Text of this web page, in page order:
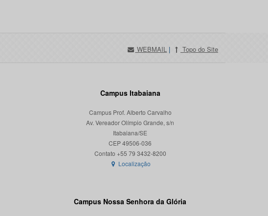
WEBMAIL | Topo do Site
Campus Itabaiana
Campus Prof. Alberto Carvalho
Av. Vereador Olímpio Grande, s/n
Itabaiana/SE
CEP 49506-036
Localização
Campus Nossa Senhora da Glória